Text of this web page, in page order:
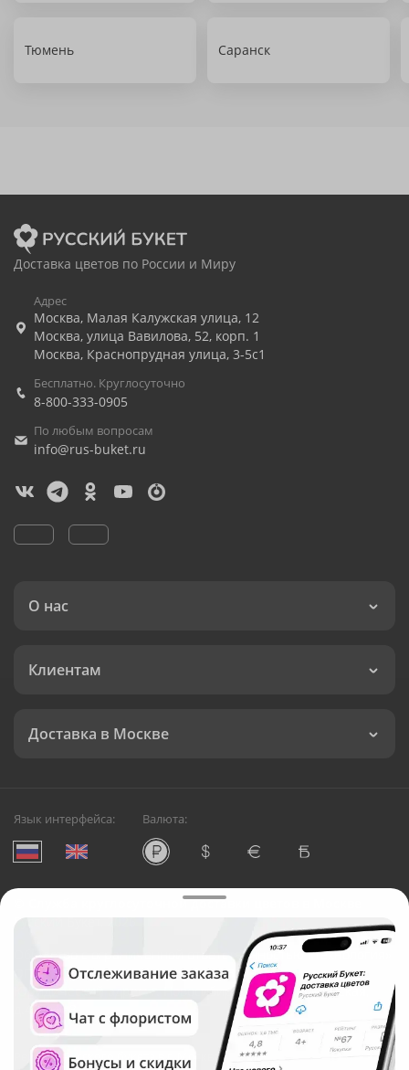
Тюмень Саранск
Доставка цветов по России и Миру
Адрес
Москва, Малая Калужская улица, 12
Москва, улица Вавилова, 52, корп. 1
Москва, Краснопрудная улица, 3-5с1
Бесплатно. Круглосуточно
8-800-333-0905
По любым вопросам
info@rus-buket.ru
О нас
Клиентам
Доставка в Москве
Язык интерфейса: Валюта:
Служба круглосуточной доставки цветов в Москве
Русский Букет, 2026
Общество с ограниченной ответственностью «Технология»
ОГРН: 1195476081745, ИНН: 5410081997
Юридический адрес: г. Новосибирск, ул. Ипподромская,
д.42, оф. 3
Рейтинг Русского букета в г. Москва